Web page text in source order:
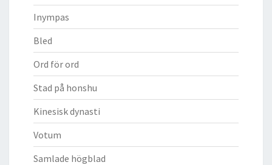
Inympas
Bled
Ord för ord
Stad på honshu
Kinesisk dynasti
Votum
Samlade högblad